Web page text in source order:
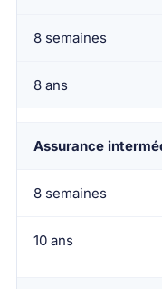
8 semaines
8 ans
Assurance
8 semaines
10 ans